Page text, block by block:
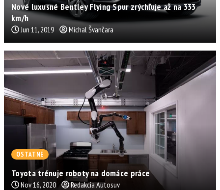
Nové luxusné Bentley Flying Spur zrýchľuje až na 333
km/h
Jun 11, 2019 Michal Švančara
OSTATNÉ
Toyota trénuje roboty na domáce práce
Nov 16, 2020 Redakcia Autosuv